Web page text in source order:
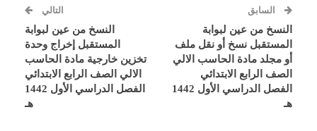
السابق
النسخ من عين لبوابة
المستقبل نسخ أو نقل ملف
أو مجلد مادة الحاسب الالي
الصف الرابع الابتدائي
الفصل الدراسي الأول 1442
هـ
التالي
النسخ من عين لبوابة
المستقبل إخراج وحدة
تخزين خارجية مادة الحاسب
الالي الصف الرابع الابتدائي
الفصل الدراسي الأول 1442
هـ